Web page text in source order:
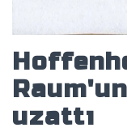
uzattı